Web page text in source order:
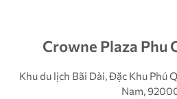
Crowne Plaza Phu
Khu du lịch Bãi Dài, Đặc Khu Phú
Nam,